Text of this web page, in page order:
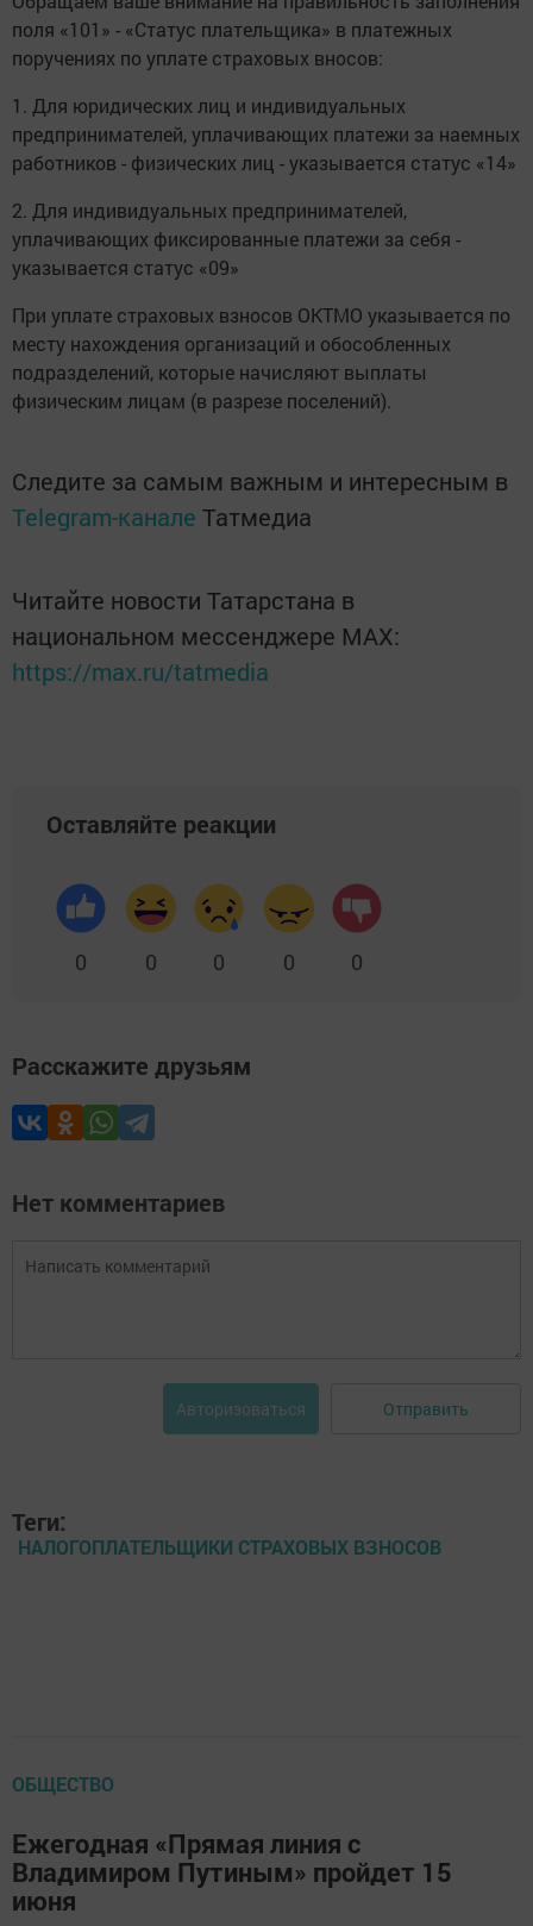
поля «101» - «Статус плательщика» в платежных
поручениях по уплате страховых вносов:
1. Для юридических лиц и индивидуальных
предпринимателей, уплачивающих платежи за наемных
работников - физических лиц - указывается статус «14»
2. Для индивидуальных предпринимателей,
уплачивающих фиксированные платежи за себя -
указывается статус «09»
При уплате страховых взносов ОКТМО указывается по
месту нахождения организаций и обособленных
подразделений, которые начисляют выплаты
физическим лицам (в разрезе поселений).
Следите за самым важным и интересным в
Telegram-канале Татмедиа
Читайте новости Татарстана в
национальном мессенджере MАХ:
https://max.ru/tatmedia
Оставляйте реакции
0 0 0 0 0
Расскажите друзьям
Нет комментариев
Авторизоваться Отправить
Теги:
НАЛОГОПЛАТЕЛЬЩИКИ СТРАХОВЫХ ВЗНОСОВ
ОБЩЕСТВО
Ежегодная «Прямая линия с
Владимиром Путиным» пройдет 15
июня